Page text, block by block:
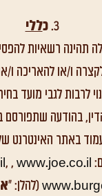
3. כללי
תהינה רשאיות
ו/או להאריכה ו/
לרבות לגבי מועד
בהודעה
באתר האינטרנט
, , www.joe.co.il
(להלן: "